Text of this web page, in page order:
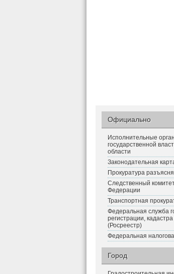
Официально
Исполнительные
государственной
области
Законодательная
Прокуратура
Следственный
Федерации
Транспортная
Федеральная служба
регистрации,
(Росреестр)
Федеральная
Город